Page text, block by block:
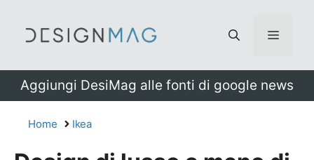
Menu
Aggiungi DesiMag alle fonti di google news
Home Ikea